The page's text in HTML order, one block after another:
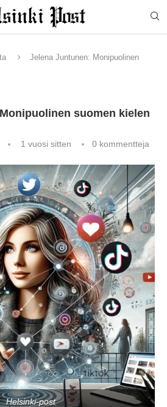
Jelena Juntunen: Monipuolinen
suomen kielen
1 vuosi sitten 0 kommentteja
Helsinki-post